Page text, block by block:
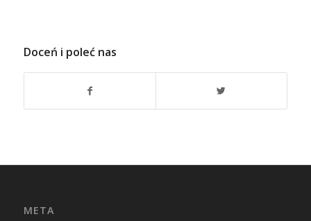
Doceń i poleć nas
META